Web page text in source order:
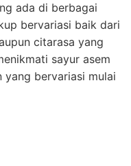
ada di berbagai
bervariasi baik dari
citarasa yang
sayur asem
yang bervariasi mulai